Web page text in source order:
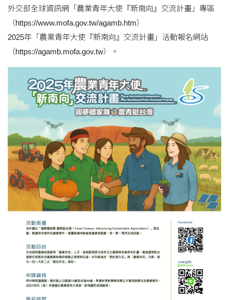
外交部全球資訊網「農業青年大使『新南向』交流計畫」專區
（https://www.mofa.gov.tw/agamb.htm）
2025年「農業青年大使『新南向』交流計畫」活動報名網站
（https://agamb.mofa.gov.tw）。